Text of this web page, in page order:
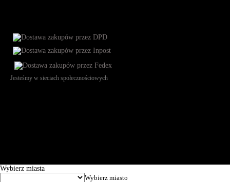
Jesteśmy w sieciach społecznościowych
Wybierz miasta